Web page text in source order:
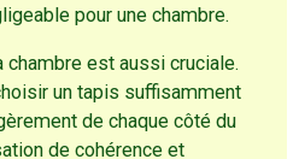
pour une chambre.
chambre est aussi cruciale.
un tapis suffisamment
de chaque côté du
de cohérence et